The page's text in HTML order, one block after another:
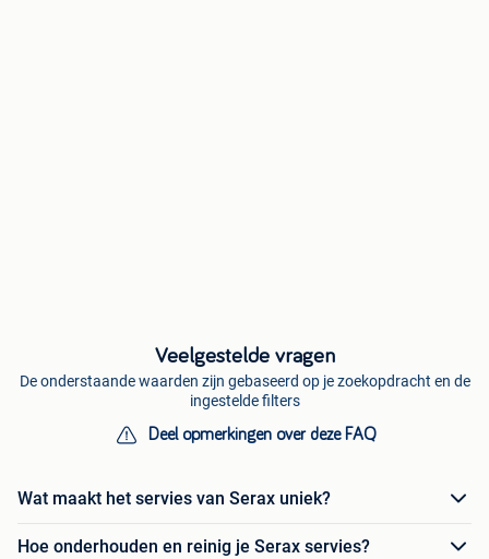
Veelgestelde vragen
De onderstaande waarden zijn gebaseerd op je zoekopdracht en de
ingestelde filters
Deel opmerkingen over deze FAQ
Wat maakt het servies van Serax uniek?
Hoe onderhouden en reinig je Serax servies?